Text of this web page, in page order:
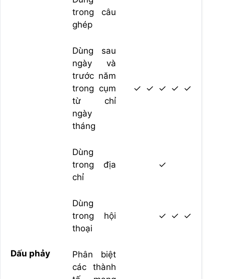
Dấu phảy
trong câu
ghép
Dùng sau
ngày và
trước năm
trong cụm
từ chỉ
ngày
tháng
✓ ✓ ✓ ✓ ✓
Dùng
trong địa
chỉ
✓
Dùng
trong hội
thoại
✓ ✓ ✓
Phân biệt
các thành